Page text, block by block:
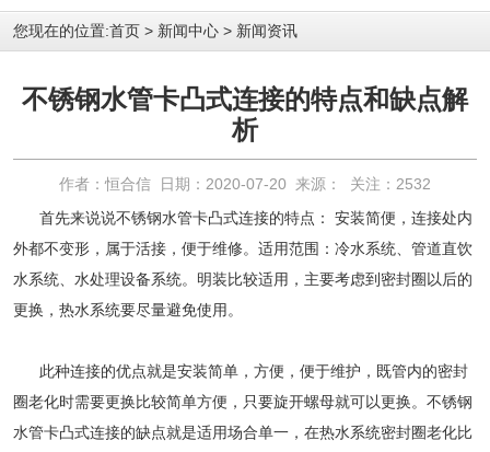
您现在的位置:首页 > 新闻中心 > 新闻资讯
不锈钢水管卡凸式连接的特点和缺点解
析
作者：恒合信 日期：2020-07-20 来源： 关注： 2532
首先来说说不锈钢水管卡凸式连接的特点： 安装简便，连接处内
外都不变形，属于活接，便于维修。适用范围：冷水系统、管道直饮
水系统、水处理设备系统。明装比较适用，主要考虑到密封圈以后的
更换，热水系统要尽量避免使用。
此种连接的优点就是安装简单，方便，便于维护，既管内的密封
圈老化时需要更换比较简单方便，只要旋开螺母就可以更换。 不锈钢
水管卡凸式连接的缺点就是适用场合单一，在热水系统密封圈老化比